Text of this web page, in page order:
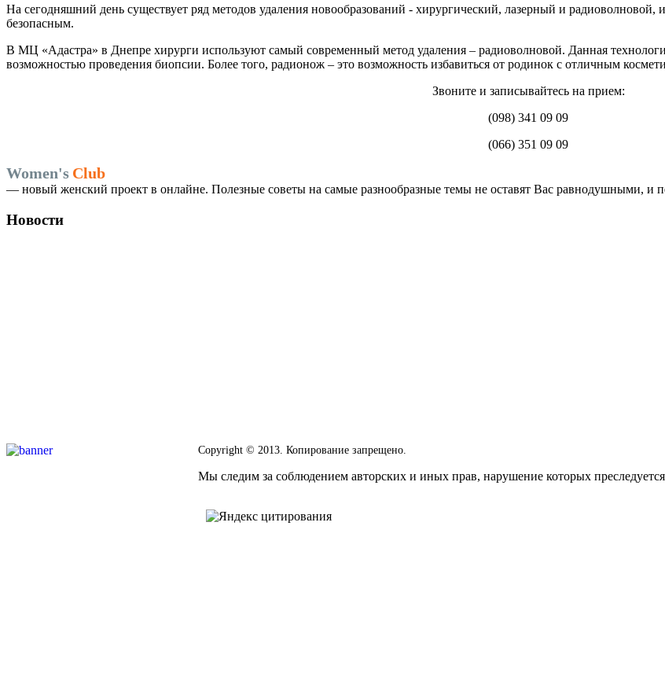
На сегодняшний день существует ряд методов удаления новообразований - хирургический, лазерный и радиоволновой,
безопасным.
В МЦ «Адастра» в Днепре хирурги используют самый современный метод удаления – радиоволновой. Данная
возможностью проведения биопсии. Более того, радионож – это возможность избавиться от родинок с отличным
Звоните и записывайтесь на прием:
(098) 341 09 09
(066) 351 09 09
Women's Club
— новый женский проект в онлайне. Полезные советы на самые разнообразные темы не оставят Вас равнодушными, и
Новости
Copyright © 2013. Копирование запрещено.
Мы следим за соблюдением авторских и иных прав, нарушение которых